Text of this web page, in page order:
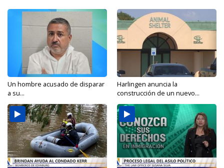
Un hombre acusado de disparar
a su...
Harlingen anuncia la
construcción de un nuevo...